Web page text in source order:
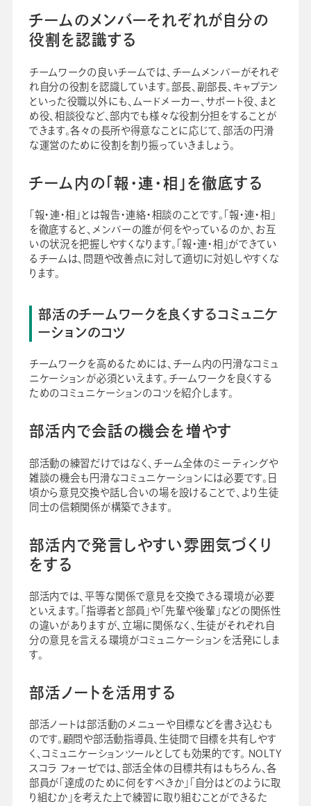
チームのメンバーそれぞれが自分の
役割を認識する
チームワークの良いチームでは、チームメンバーがそれぞ
れ自分の役割を認識しています。部長、副部長、キャプテン
といった役職以外にも、ムードメーカー、サポート役、まと
め役、相談役など、部内でも様々な役割分担をすることが
できます。各々の長所や得意なことに応じて、部活の円滑
な運営のために役割を割り振っていきましょう。
チーム内の「報・連・相」を徹底する
「報・連・相」とは報告・連絡・相談のことです。「報・連・相」
を徹底すると、メンバーの誰が何をやっているのか、お互
いの状況を把握しやすくなります。「報・連・相」ができてい
るチームは、問題や改善点に対して適切に対処しやすくな
ります。
部活のチームワークを良くするコミュニケ
ーションのコツ
チームワークを高めるためには、チーム内の円滑なコミュ
ニケーションが必須といえます。チームワークを良くする
ためのコミュニケーションのコツを紹介します。
部活内で会話の機会を増やす
部活動の練習だけではなく、チーム全体のミーティングや
雑談の機会も円滑なコミュニケーションには必要です。日
頃から意見交換や話し合いの場を設けることで、より生徒
同士の信頼関係が構築できます。
部活内で発言しやすい雰囲気づくり
をする
部活内では、平等な関係で意見を交換できる環境が必要
といえます。「指導者と部員」や「先輩や後輩」などの関係性
の違いがありますが、立場に関係なく、生徒がそれぞれ自
分の意見を言える環境がコミュニケーションを活発にしま
す。
部活ノートを活用する
部活ノートは部活動のメニューや目標などを書き込むも
のです。顧問や部活動指導員、生徒間で目標を共有しやす
く、コミュニケーションツールとしても効果的です。 NOLTY
スコラ フォーゼでは、部活全体の目標共有はもちろん、各
部員が「達成のために何をすべきか」「自分はどのように取
り組むか」を考えた上で練習に取り組むことができるた